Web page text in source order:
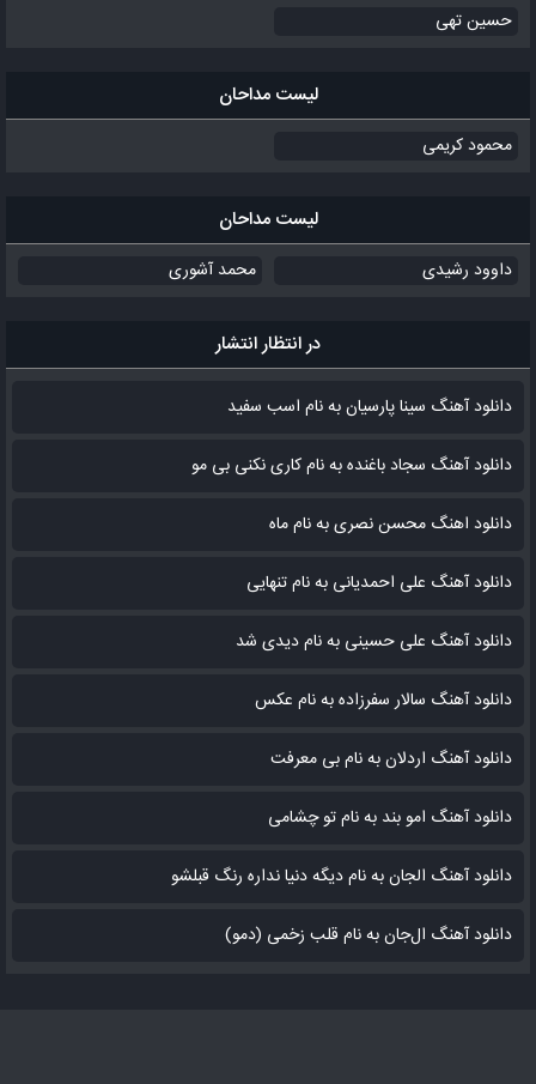
حسین تهی
لیست مداحان
محمود کریمی
لیست مداحان
داوود رشیدی محمد آشوری
در انتظار انتشار
دانلود آهنگ سینا پارسیان به نام اسب سفید
دانلود آهنگ سجاد باغنده به نام کاری نکنی بی مو
دانلود اهنگ محسن نصری به نام‌ ماه
دانلود آهنگ علی احمدیانی به نام تنهایی
دانلود آهنگ علی حسینی به نام دیدی شد
دانلود آهنگ سالار سفرزاده به نام عکس
دانلود آهنگ اردلان به نام بی معرفت
دانلود آهنگ امو بند به نام تو چشامی
دانلود آهنگ الجان به نام دیگه دنیا نداره رنگ قبلشو
دانلود آهنگ ال‌جان به نام قلب زخمی (دمو)